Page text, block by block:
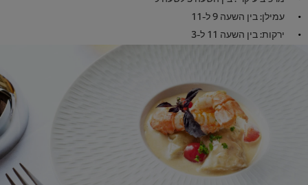
עמילן: בין השעה 9 ל-11
ירקות: בין השעה 11 ל-3